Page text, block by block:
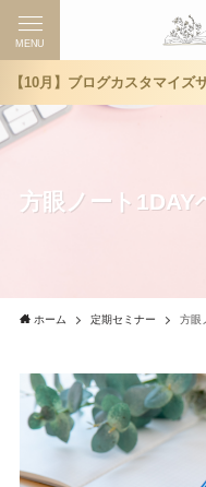
MENU
【10月】ブログカスタマイズ
方眼ノート1DAY
ホーム 定期セミナー 方眼